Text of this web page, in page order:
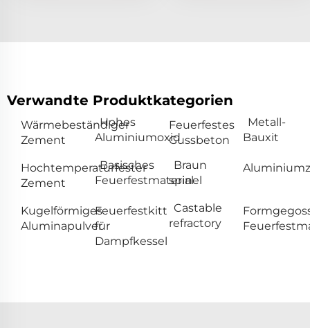
Verwandte Produktkategorien
Wärmebeständiger
Zement
Hohes
Aluminiumoxid
Feuerfestes
Gussbeton
Metall-
Bauxit
Hochtemperaturfester
Zement
Basisches
Feuerfestmaterial
Braun
spinel
Kugelförmiges
Aluminapulver
Feuerfestkitt
für
Dampfkessel
Castable
refractory